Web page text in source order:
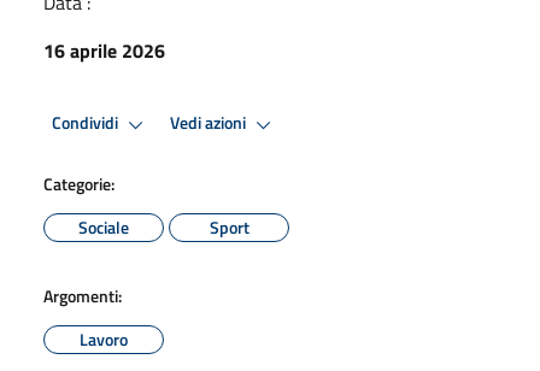
16 aprile 2026
Condividi Vedi azioni
Categorie:
Sociale
Sport
Argomenti:
Lavoro